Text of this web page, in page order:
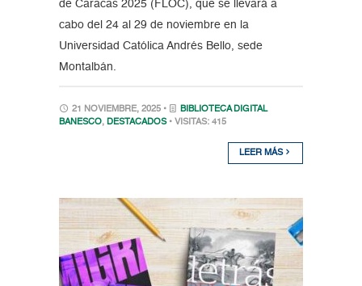
de Caracas 2025 (FLOC), que se llevará a
cabo del 24 al 29 de noviembre en la
Universidad Católica Andrés Bello, sede
Montalbán.
21 NOVIEMBRE, 2025 •
BIBLIOTECA DIGITAL
BANESCO, DESTACADOS • VISITAS: 415
LEER MÁS